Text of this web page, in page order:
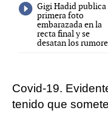
Gigi Hadid publica
primera foto
embarazada en la
recta final y se
desatan los
Covid-19.
tenido que